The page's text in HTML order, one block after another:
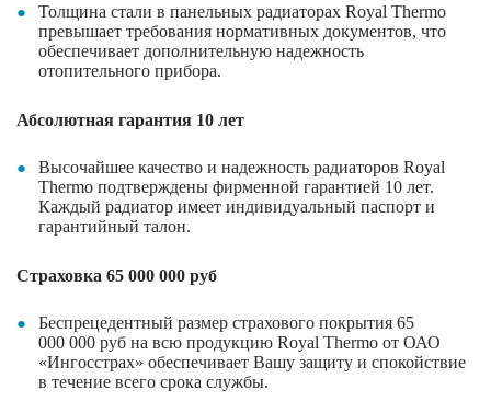
Толщина стали в панельных радиаторах Royal Thermo
превышает требования нормативных документов, что
обеспечивает дополнительную надежность
отопительного прибора.
Абсолютная гарантия 10 лет
Высочайшее качество и надежность радиаторов Royal
Thermo подтверждены фирменной гарантией 10 лет.
Каждый радиатор имеет индивидуальный паспорт и
гарантийный талон.
Страховка 65 000 000 руб
Беспрецедентный размер страхового покрытия 65
000 000 руб на всю продукцию Royal Thermo от ОАО
«Ингосстрах» обеспечивает Вашу защиту и спокойствие
в течение всего срока службы.